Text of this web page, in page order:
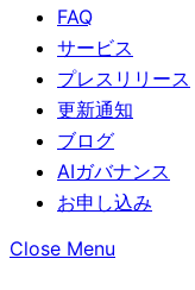
FAQ
サービス
プレスリリース
更新通知
ブログ
AIガバナンス
お申し込み
Close Menu